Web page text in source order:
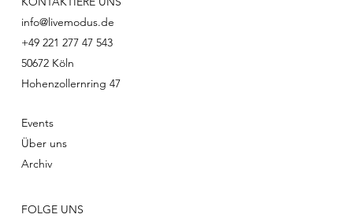
info@livemodus.de
+49 221 277 47 543
Hohenzollernring 47
50672 Köln
FOLGE UNS
Events
Über uns
Archiv